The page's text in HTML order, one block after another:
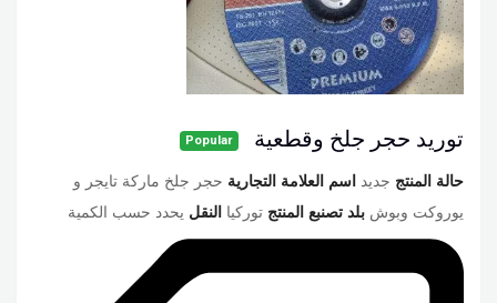
توريد حجر جلخ وقطعية Popular
حالة المنتج جديد اسم العلامة التجارية حجر جلخ ماركة تايجر و
يوروكت وبوش بلد تصنبع المنتج توركيا النقل يحدد حسب الكمية